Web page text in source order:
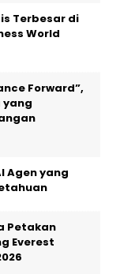
Terbesar di
World
Forward”,
yang
Agen yang
Petakan
Everest